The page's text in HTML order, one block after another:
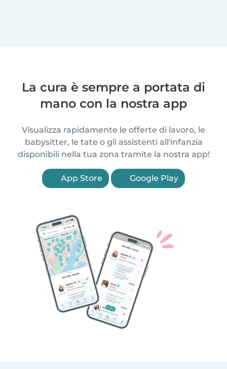
La cura è sempre a portata di
mano con la nostra app
Visualizza rapidamente le offerte di lavoro, le
babysitter, le tate o gli assistenti all'infanzia
disponibili nella tua zona tramite la nostra app!
App Store Google Play